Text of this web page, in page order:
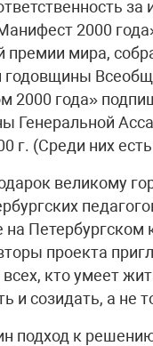
2000
премии мира,
годовщины
2000 года»
Генеральной
г. (Среди них
великому
на
проекта
кто умеет
и созидать, а не
подход к